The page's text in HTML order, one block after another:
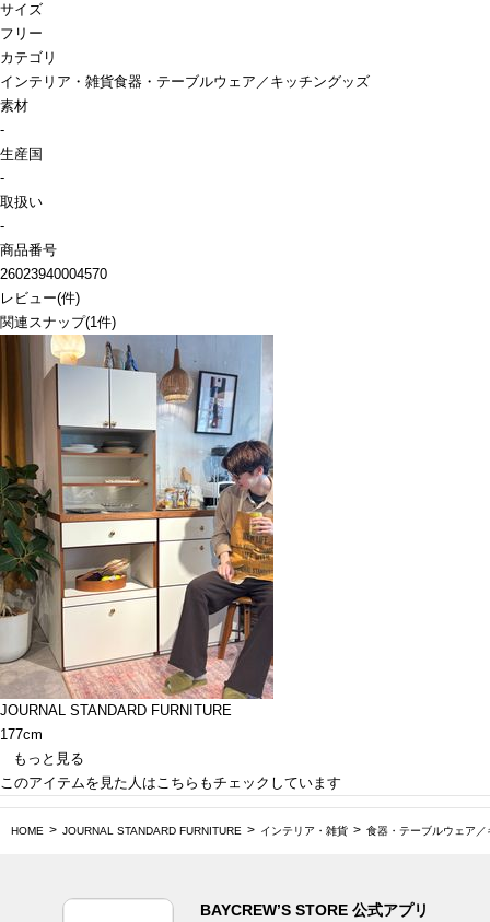
サイズ
フリー
カテゴリ
インテリア・雑貨食器・テーブルウェア／キッチングッズ
素材
-
生産国
-
取扱い
-
商品番号
26023940004570
レビュー(件)
関連スナップ(1件)
JOURNAL STANDARD FURNITURE
177cm
もっと見る
このアイテムを見た人はこちらもチェックしています
HOME JOURNAL STANDARD FURNITURE インテリア・雑貨 食器・テーブルウェア／
BAYCREW’S STORE 公式アプリ